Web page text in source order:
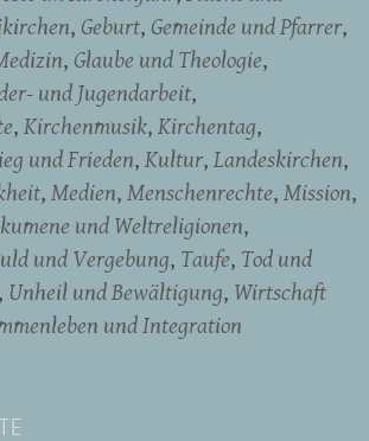
Geburt Gemeinde und Pfarrer
Glaube und Theologie
und Jugendarbeit
Kirchenmusik Kirchentag
und Frieden Kultur Landeskirchen
Medien Menschenrechte Mission
und Weltreligionen
und Vergebung Taufe Tod und
Unheil und Bewältigung Wirtschaft
und Integration